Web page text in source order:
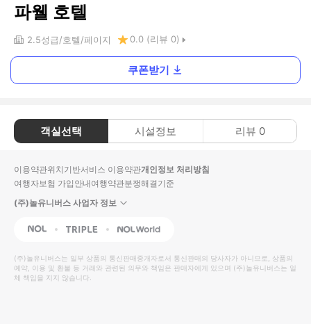
파웰 호텔
2.5성급 호텔 페이지 0.0 (리뷰 0)
쿠폰받기
객실선택 시설정보 리뷰 0
이용약관위치기반서비스 이용약관개인정보 처리방침
여행자보험 가입안내여행약관분쟁해결기준
(주)놀유니버스 사업자 정보
NOL Triple Interpark Global
(주)놀유니버스는 일부 상품의 통신판매중개자로서 통신판매의 당사자가 아니므로, 상품의
예약, 이용 및 환불 등 거래와 관련된 의무와 책임은 판매자에게 있으며 (주)놀유니버스는 일
체 책임을 지지 않습니다.